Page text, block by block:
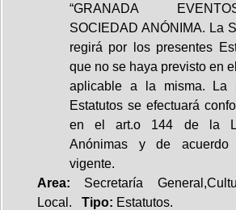
“GRANADA
SOCIEDAD ANÓNIMA. La
regirá por los presentes
que no se haya previsto en
aplicable a la misma. La
Estatutos se efectuará
en el art.o 144 de la
Anónimas y de
vigente.
Area: Secretaría
Local. Tipo: Estatutos.